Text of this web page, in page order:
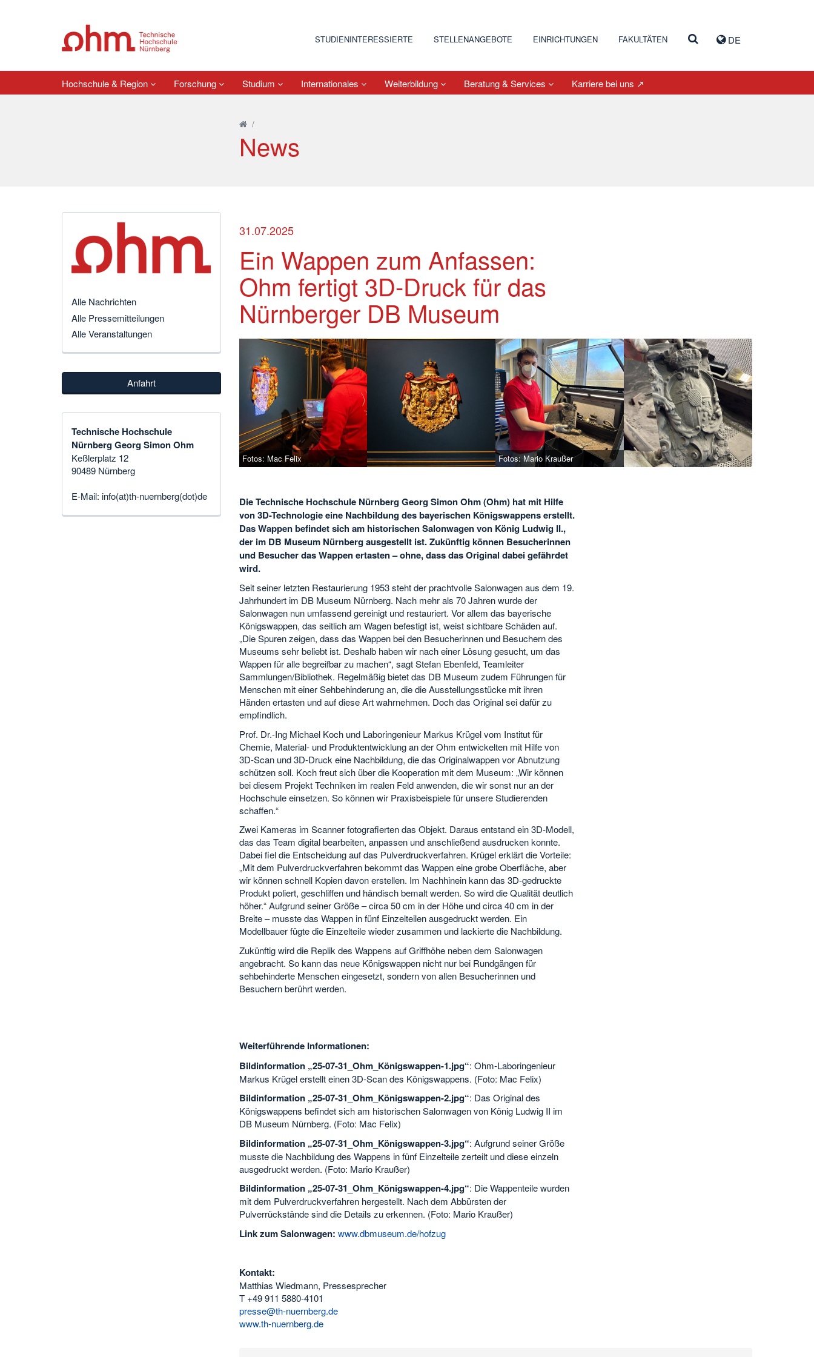
DE
STUDIENINTERESSIERTE STELLENANGEBOTE EINRICHTUNGEN FAKULTÄTEN
Hochschule & Region Forschung Studium Internationales Weiterbildung Beratung & Services Karriere bei uns ↗
/
News
31.07.2025
Ein Wappen zum Anfassen:
Ohm fertigt 3D-Druck für das
Nürnberger DB Museum
Fotos: Mac Felix Fotos: Mario Kraußer
Die Technische Hochschule Nürnberg Georg Simon Ohm (Ohm) hat mit Hilfe
von 3D-Technologie eine Nachbildung des bayerischen Königswappens erstellt.
Das Wappen befindet sich am historischen Salonwagen von König Ludwig II.,
der im DB Museum Nürnberg ausgestellt ist. Zukünftig können Besucherinnen
und Besucher das Wappen ertasten – ohne, dass das Original dabei gefährdet
wird.
Seit seiner letzten Restaurierung 1953 steht der prachtvolle Salonwagen aus dem 19.
Jahrhundert im DB Museum Nürnberg. Nach mehr als 70 Jahren wurde der
Salonwagen nun umfassend gereinigt und restauriert. Vor allem das bayerische
Königswappen, das seitlich am Wagen befestigt ist, weist sichtbare Schäden auf.
„Die Spuren zeigen, dass das Wappen bei den Besucherinnen und Besuchern des
Museums sehr beliebt ist. Deshalb haben wir nach einer Lösung gesucht, um das
Wappen für alle begreifbar zu machen“, sagt Stefan Ebenfeld, Teamleiter
Sammlungen/Bibliothek. Regelmäßig bietet das DB Museum zudem Führungen für
Menschen mit einer Sehbehinderung an, die die Ausstellungsstücke mit ihren
Händen ertasten und auf diese Art wahrnehmen. Doch das Original sei dafür zu
empfindlich.
Prof. Dr.-Ing Michael Koch und Laboringenieur Markus Krügel vom Institut für
Chemie, Material- und Produktentwicklung an der Ohm entwickelten mit Hilfe von
3D-Scan und 3D-Druck eine Nachbildung, die das Originalwappen vor Abnutzung
schützen soll. Koch freut sich über die Kooperation mit dem Museum: „Wir können
bei diesem Projekt Techniken im realen Feld anwenden, die wir sonst nur an der
Hochschule einsetzen. So können wir Praxisbeispiele für unsere Studierenden
schaffen.“
Zwei Kameras im Scanner fotografierten das Objekt. Daraus entstand ein 3D-Modell,
das das Team digital bearbeiten, anpassen und anschließend ausdrucken konnte.
Dabei fiel die Entscheidung auf das Pulverdruckverfahren. Krügel erklärt die Vorteile:
„Mit dem Pulverdruckverfahren bekommt das Wappen eine grobe Oberfläche, aber
wir können schnell Kopien davon erstellen. Im Nachhinein kann das 3D-gedruckte
Produkt poliert, geschliffen und händisch bemalt werden. So wird die Qualität deutlich
höher.“ Aufgrund seiner Größe – circa 50 cm in der Höhe und circa 40 cm in der
Breite – musste das Wappen in fünf Einzelteilen ausgedruckt werden. Ein
Modellbauer fügte die Einzelteile wieder zusammen und lackierte die Nachbildung.
Zukünftig wird die Replik des Wappens auf Griffhöhe neben dem Salonwagen
angebracht. So kann das neue Königswappen nicht nur bei Rundgängen für
sehbehinderte Menschen eingesetzt, sondern von allen Besucherinnen und
Besuchern berührt werden.
Weiterführende Informationen:
Bildinformation „25-07-31_Ohm_Königswappen-1.jpg“: Ohm-Laboringenieur
Markus Krügel erstellt einen 3D-Scan des Königswappens. (Foto: Mac Felix)
Bildinformation „25-07-31_Ohm_Königswappen-2.jpg“: Das Original des
Königswappens befindet sich am historischen Salonwagen von König Ludwig II im
DB Museum Nürnberg. (Foto: Mac Felix)
Bildinformation „25-07-31_Ohm_Königswappen-3.jpg“: Aufgrund seiner Größe
musste die Nachbildung des Wappens in fünf Einzelteile zerteilt und diese einzeln
ausgedruckt werden. (Foto: Mario Kraußer)
Bildinformation „25-07-31_Ohm_Königswappen-4.jpg“: Die Wappenteile wurden
mit dem Pulverdruckverfahren hergestellt. Nach dem Abbürsten der
Pulverrückstände sind die Details zu erkennen. (Foto: Mario Kraußer)
Link zum Salonwagen: www.dbmuseum.de/hofzug
Kontakt:
Matthias Wiedmann, Pressesprecher
T +49 911 5880-4101
presse@th-nuernberg.de
www.th-nuernberg.de
Alle Nachrichten
Alle Pressemitteilungen
Alle Veranstaltungen
Anfahrt
Technische Hochschule
Nürnberg Georg Simon Ohm
Keßlerplatz 12
90489 Nürnberg
E-Mail: info(at)th-nuernberg(dot)de